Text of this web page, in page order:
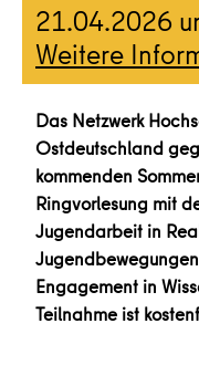
21.04.2026
Weitere
Das Netzwerk
Ostdeutschland
kommenden
Ringvorlesung mit
Jugendarbeit in
Engagement in
Teilnahme ist